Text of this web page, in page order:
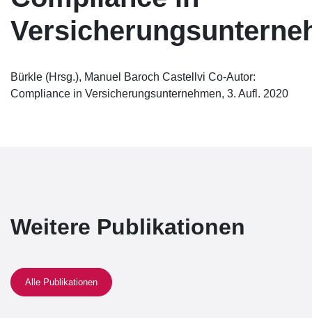
Bürkle (Hrsg.), Manuel Baroch Castellvi Co-Autor:
Compliance in Versicherungsunternehmen, 3. Aufl. 2020
Weitere Publikationen
Alle Publikationen